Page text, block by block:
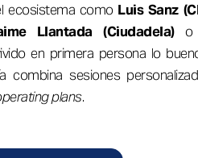
ecosistema como Luis Sanz
Llantada (Ciudadela)
en primera persona lo
combina sesiones
plans.